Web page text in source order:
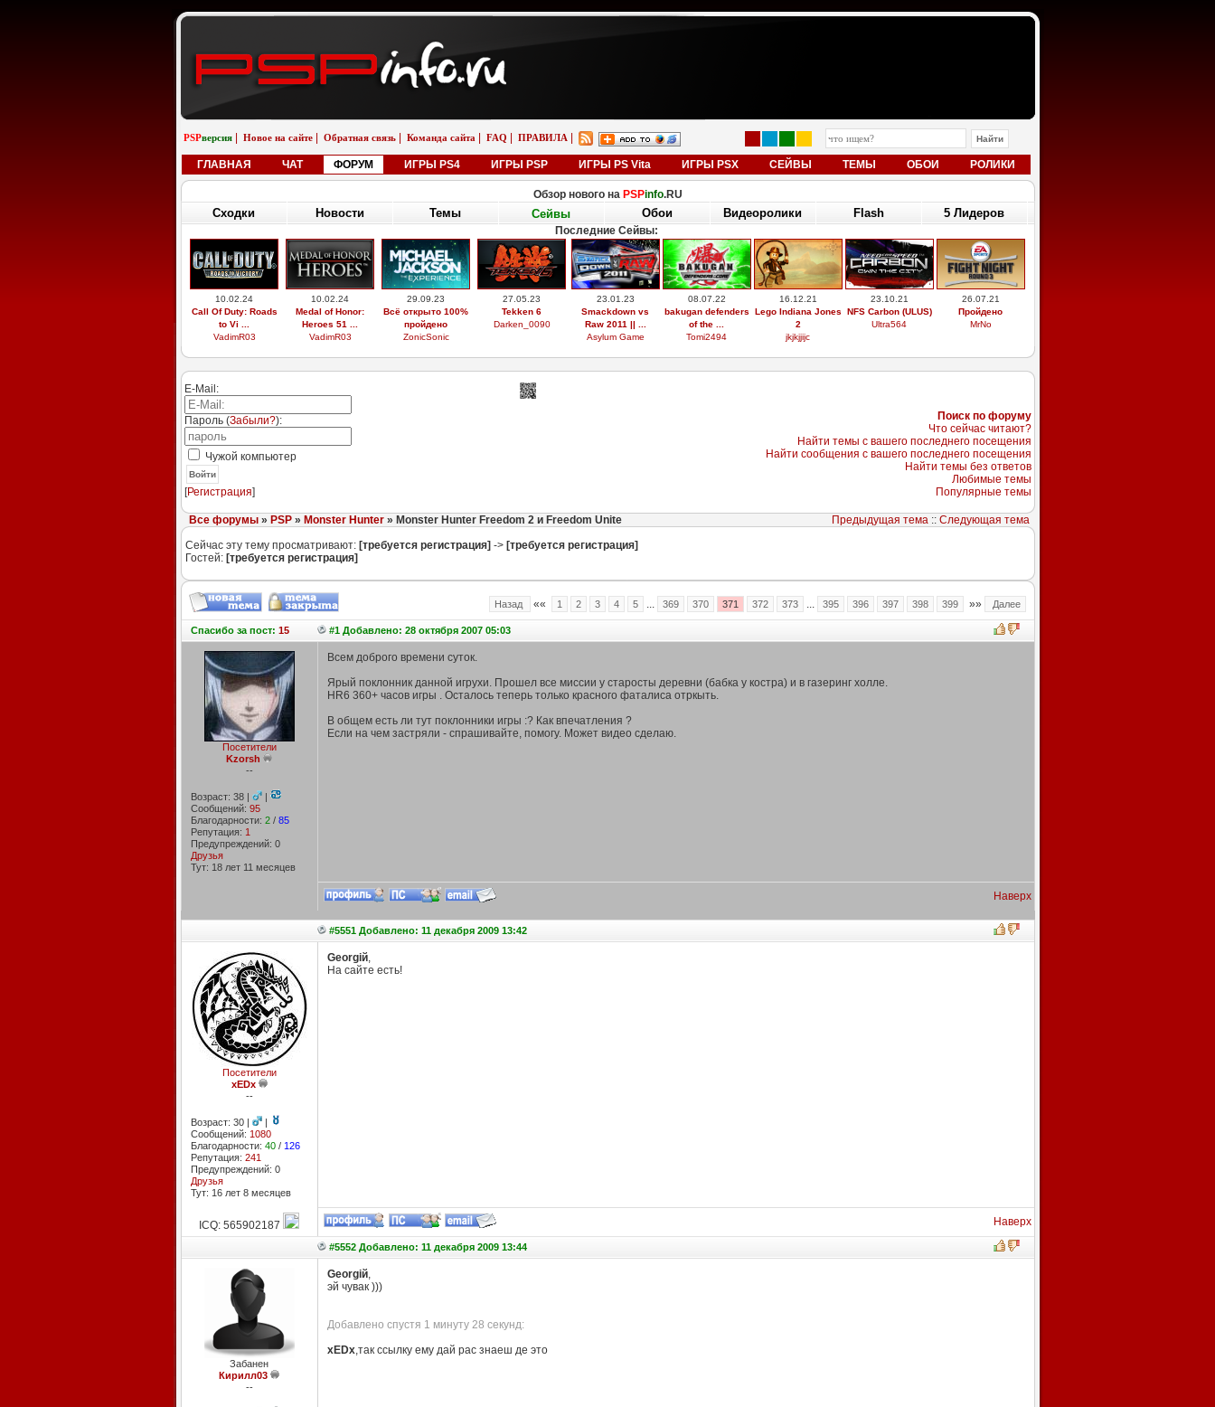
PSPверсия Новое на сайте Обратная связь Команда сайта FAQ ПРАВИЛА
ГЛАВНАЯ ЧАТ ФОРУМ ИГРЫ PS4 ИГРЫ PSP ИГРЫ PS Vita ИГРЫ PSX СЕЙВЫ ТЕМЫ ОБОИ РОЛИКИ
Обзор нового на PSPinfo.RU
Сходки Новости Темы Сейвы Обои Видеоролики Flash 5 Лидеров
Последние Сейвы:
10.02.24
Call Of Duty: Roads
to Vi ...
VadimR03
10.02.24
Medal of Honor:
Heroes 51 ...
VadimR03
29.09.23
Всё открыто 100%
пройдено
ZonicSonic
27.05.23
Tekken 6
Darken_0090
23.01.23
Smackdown vs
Raw 2011 || ...
Asylum Game
08.07.22
bakugan defenders
of the ...
Tomi2494
16.12.21
Lego Indiana Jones
2
jkjkjjijc
23.10.21
NFS Carbon (ULUS)
Ultra564
26.07.21
Пройдено
MrNo
E-Mail:
Пароль (Забыли?):
Чужой компьютер
Войти
[Регистрация]
Поиск по форуму
Что сейчас читают?
Найти темы с вашего последнего посещения
Найти сообщения с вашего последнего посещения
Найти темы без ответов
Любимые темы
Популярные темы
Все форумы» PSP» Monster Hunter» Monster Hunter Freedom 2 и Freedom Unite Предыдущая тема:: Следующая тема
Сейчас эту тему просматривают: [требуется регистрация] -> [требуется регистрация]
Гостей: [требуется регистрация]
Назад «« 1 2 3 4 5 ... 369 370 371 372 373 ... 395 396 397 398 399 »» Далее
Спасибоза пост: 15 #1 Добавлено: 28 октября 2007 05:03
Посетители
Kzorsh
--
Возраст: 38 |
|
Сообщений: 95
Благодарности: 2/ 85
Репутация: 1
Предупреждений: 0
Друзья
Тут: 18 лет 11 месяцев
Всем доброго времени суток.
Ярый поклонник данной игрухи. Прошел все миссии у старосты деревни (бабка у костра) и в газеринг холле.
HR6 360+ часов игры . Осталось теперь только красного фаталиса отркыть.
В общем есть ли тут поклонники игры :? Как впечатления ?
Если на чем застряли - спрашивайте, помогу. Может видео сделаю.
Наверх
#5551 Добавлено: 11 декабря 2009 13:42
Посетители
xEDx
--
Возраст: 30 |
|
Сообщений: 1080
Благодарности: 40/ 126
Репутация: 241
Предупреждений: 0
Друзья
Тут: 16 лет 8 месяцев
Georgiй,
На сайте есть!
ICQ: 565902187 Наверх
#5552 Добавлено: 11 декабря 2009 13:44
Забанен
Кирилл03
--
Georgiй,
эй чувак )))
Добавлено спустя 1 минуту 28 секунд:
xEDx,так ссылку ему дай рас знаеш де это